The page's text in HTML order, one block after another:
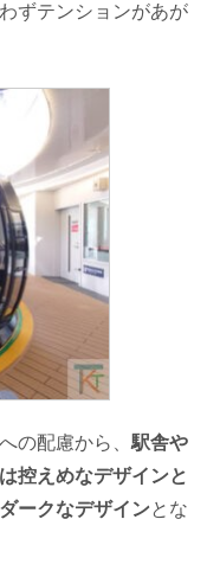
ずテンションがあが
の配慮から、 駅舎や
控えめなデザインと
ークなデザインとな